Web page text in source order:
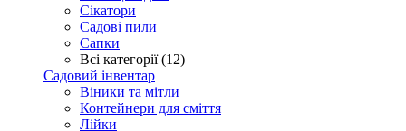
Сікатори
Садові пили
Сапки
Всі категорії (12)
Садовий інвентар
Віники та мітли
Контейнери для сміття
Лійки